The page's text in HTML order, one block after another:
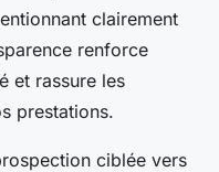
clairement
renforce
et rassure les
prestations.
ciblée vers